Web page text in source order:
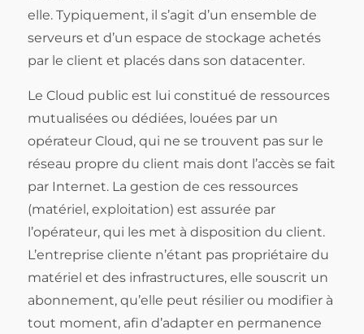
elle. Typiquement, il s’agit d’un ensemble de
serveurs et d’un espace de stockage achetés
par le client et placés dans son datacenter.
Le Cloud public est lui constitué de ressources
mutualisées ou dédiées, louées par un
opérateur Cloud, qui ne se trouvent pas sur le
réseau propre du client mais dont l’accès se fait
par Internet. La gestion de ces ressources
(matériel, exploitation) est assurée par
l’opérateur, qui les met à disposition du client.
L’entreprise cliente n’étant pas propriétaire du
matériel et des infrastructures, elle souscrit un
abonnement, qu’elle peut résilier ou modifier à
tout moment, afin d’adapter en permanence